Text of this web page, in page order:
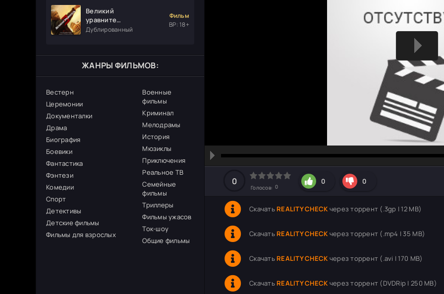
Великий
уравнитель
3
Дублированный
Фильм
ВР: 18+
ЖАНРЫ ФИЛЬМОВ:
Вестерн
Церемонии
Документалки
Драма
Биография
Боевики
Фантастика
Фэнтези
Комедии
Спорт
Детективы
Детские фильмы
Фильмы для взрослых
Военные
фильмы
Криминал
Мелодрамы
История
Мюзиклы
Приключения
Реальное ТВ
Семейные
фильмы
Триллеры
Фильмы ужасов
Ток-шоу
Общие фильмы
hd2160
hd1440
highres
hd1080
hd720
large
medium
small
tiny
0
Голосов: 0
0 0
Скачать REALITY CHECK через торрент (.3gp | 12 MB)
Скачать REALITY CHECK через торрент (.mp4 | 35 MB)
Скачать REALITY CHECK через торрент (.avi | 170 MB)
Скачать REALITY CHECK через торрент (DVDRip | 250 MB)